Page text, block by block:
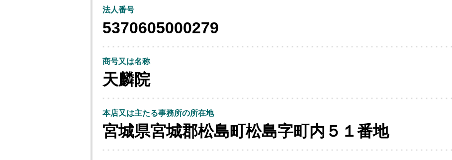
法人番号
5370605000279
商号又は名称
天麟院
本店又は主たる事務所の所在地
宮城県宮城郡松島町松島字町内５１番地